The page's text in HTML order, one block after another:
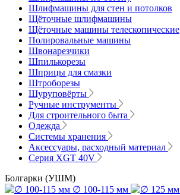
Шлифмашины для стен и потолков
Щёточные шлифмашины
Щёточные машины телескопические
Полировальные машины
Швонарезчики
Шпилькорезы
Шприцы для смазки
Штроборезы
Шуруповёрты
Ручные инструменты
Для строительного быта
Одежда
Системы хранения
Аксессуары, расходный материал
Серия XGT 40V
Болгарки (УШМ)
∅ 100-115 мм